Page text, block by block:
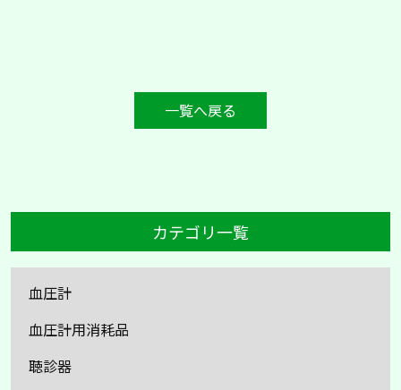
一覧へ戻る
カテゴリ一覧
血圧計
血圧計用消耗品
聴診器